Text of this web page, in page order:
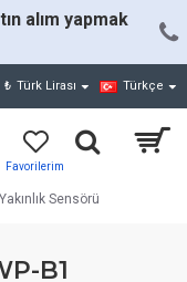
alım yapmak
₺ Türk Lirası Türkçe
Sensörü
B1